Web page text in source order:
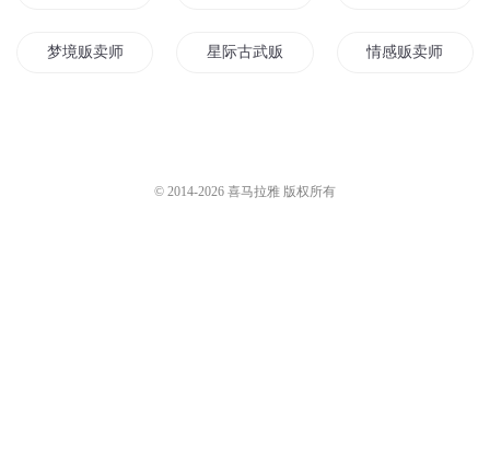
梦境贩卖师 星际古武贩卖商 情感贩卖师
© 2014-2026 喜马拉雅 版权所有